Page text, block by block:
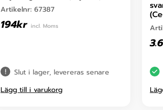
Artikelnr: 67387
194kr incl. Moms
Slut i lager, levereras senare
Lägg till i varukorg